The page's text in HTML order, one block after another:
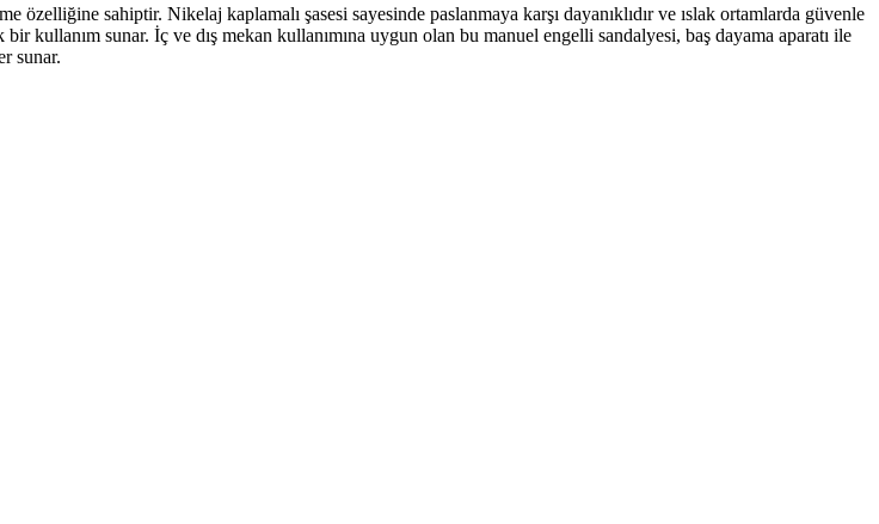
sahiptir. Nikelaj kaplamalı şasesi sayesinde paslanmaya karşı dayanıklıdır ve ıslak ortamlarda güvenle
sunar. İç ve dış mekan kullanımına uygun olan bu manuel engelli sandalyesi, baş dayama aparatı ile
sunar.